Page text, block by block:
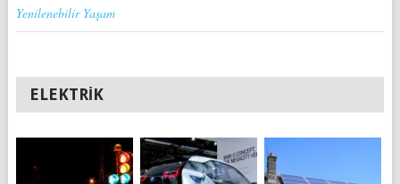
Yenilenebilir Yaşam
ELEKTRIK